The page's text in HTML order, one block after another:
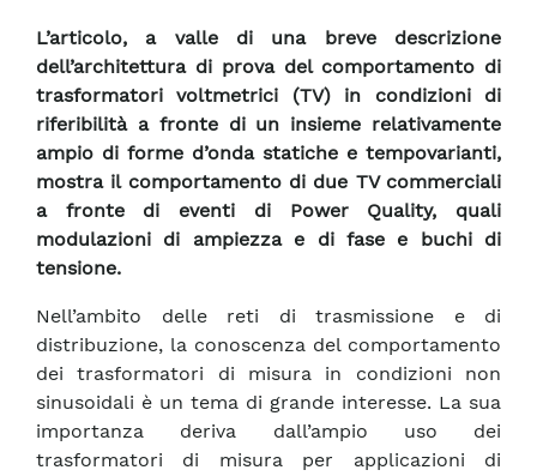
L’articolo, a valle di una breve descrizione
dell’architettura di prova del comportamento di
trasformatori voltmetrici (TV) in condizioni di
riferibilità a fronte di un insieme relativamente
ampio di forme d’onda statiche e tempovarianti,
mostra il comportamento di due TV commerciali
a fronte di eventi di Power Quality, quali
modulazioni di ampiezza e di fase e buchi di
tensione.
Nell’ambito delle reti di trasmissione e di
distribuzione, la conoscenza del comportamento
dei trasformatori di misura in condizioni non
sinusoidali è un tema di grande interesse. La sua
importanza deriva dall’ampio uso dei
trasformatori di misura per applicazioni di